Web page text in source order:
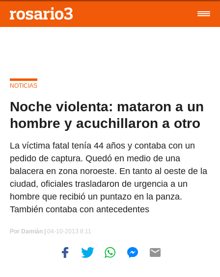
NOTICIAS
Noche violenta: mataron a un
hombre y acuchillaron a otro
La víctima fatal tenía 44 años y contaba con un
pedido de captura. Quedó en medio de una
balacera en zona noroeste. En tanto al oeste de la
ciudad, oficiales trasladaron de urgencia a un
hombre que recibió un puntazo en la panza.
También contaba con antecedentes
Por Damián | 04-10-2013 8:11